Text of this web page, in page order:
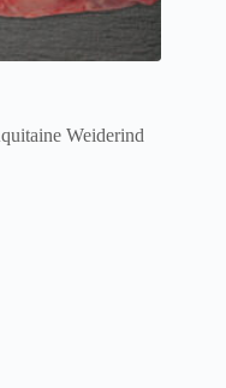
Weiderind